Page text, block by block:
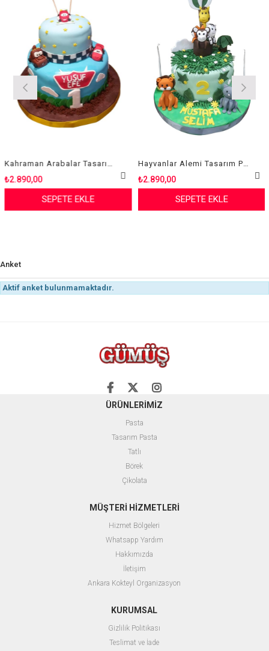
Kahraman Arabalar Tasarım Pasta
SEPETE EKLE
Hayvanlar Alemi Tasarım Pasta
₺2.890,00
SEPETE EKLE
Anket
Aktif anket bulunmamaktadır.
ÜRÜNLERİMİZ
Pasta
Tasarım Pasta
Tatlı
Börek
Çikolata
MÜŞTERİ HİZMETLERİ
Hizmet Bölgeleri
Whatsapp Yardım
Hakkımızda
İletişim
Ankara Kokteyl Organizasyon
KURUMSAL
Gizlilik Politikası
Teslimat ve İade